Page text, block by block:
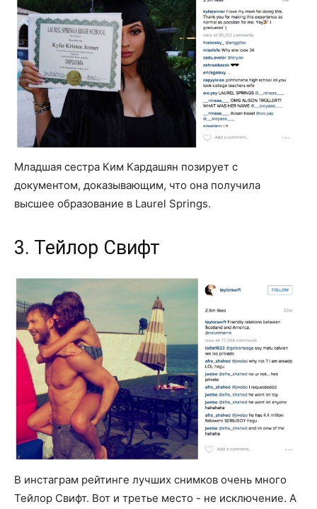
Младшая сестра Ким Кардашян позирует с
документом, доказывающим, что она получила
высшее образование в Laurel Springs.
3. Тейлор Свифт
В инстаграм рейтинге лучших снимков очень много
Тейлор Свифт. Вот и третье место - не исключение. А